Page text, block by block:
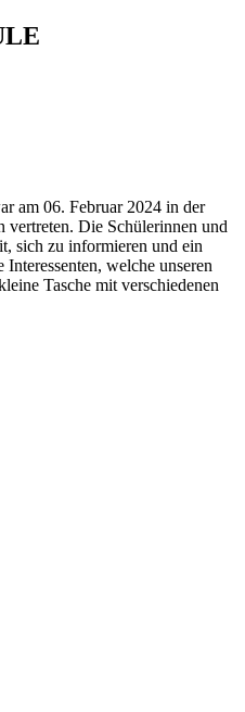
am 06. Februar 2024 in der
vertreten. Die Schülerinnen und
sich zu informieren und ein
welche unseren
Tasche mit verschiedenen